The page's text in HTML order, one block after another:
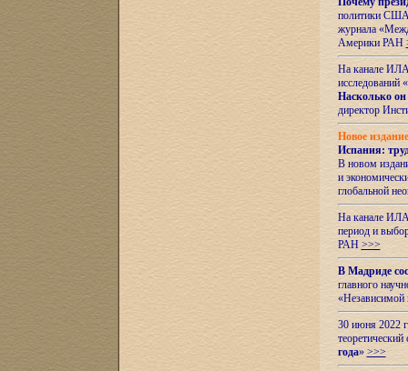
политики США
журнала
Америки РАН
На канале ИЛА
исследований «
Насколько он
директор
Новое
Испания:
В новом
и
глобальной
На канале
период и
РАН >>>
В Мадриде
главного
«Независимой
30 июня 2022
года» >>>